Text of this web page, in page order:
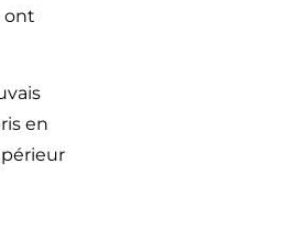
ont
en